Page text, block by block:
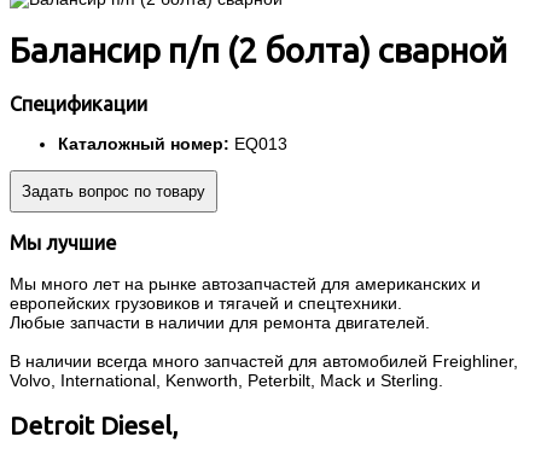
Балансир п/п (2 болта) сварной
Спецификации
Каталожный номер: EQ013
Задать вопрос по товару
Мы лучшие
Мы много лет на рынке автозапчастей для американских и
европейских грузовиков и тягачей и спецтехники.
Любые запчасти в наличии для ремонта двигателей.
В наличии всегда много запчастей для автомобилей Freighliner,
Volvo, International, Kenworth, Peterbilt, Mack и Sterling.
Detroit Diesel,